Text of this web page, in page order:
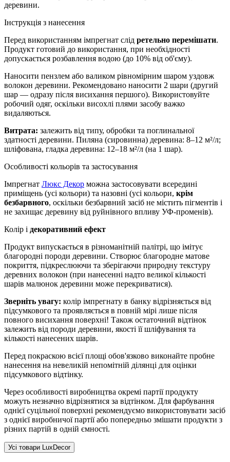
деревини.
Інструкція з нанесення
Перед використанням імпрегнат слід ретельно перемішати.
Продукт готовий до використання, при необхідності
допускається розбавлення водою (до 10% від об'єму).
Наносити пензлем або валиком рівномірним шаром уздовж
волокон деревини. Рекомендовано наносити 2 шари (другий
шар — одразу після висихання першого). Використовуйте
робочий одяг, оскільки висохлі плями засобу важко
видаляються.
Витрата: залежить від типу, обробки та поглинальної
здатності деревини. Пиляна (сировинна) деревина: 8–12 м²/л;
шліфована, гладка деревина: 12–18 м²/л (на 1 шар).
Особливості кольорів та застосування
Імпрегнат Люкс Декор можна застосовувати всередині
приміщень (усі кольори) та назовні (усі кольори, крім
безбарвного, оскільки безбарвний засіб не містить пігментів і
не захищає деревину від руйнівного впливу УФ-променів).
Колір і декоративний ефект
Продукт випускається в різноманітній палітрі, що імітує
благородні породи деревини. Створює благородне матове
покриття, підкреслюючи та зберігаючи природну текстуру
деревних волокон (при нанесенні надто великої кількості
шарів малюнок деревини може перекриватися).
Зверніть увагу: колір імпрегнату в банку відрізняється від
підсумкового та проявляється в повній мірі лише після
повного висихання поверхні! Також остаточний відтінок
залежить від породи деревини, якості її шліфування та
кількості нанесених шарів.
Перед покраскою всієї площі обов'язково виконайте пробне
нанесення на невеликій непомітній ділянці для оцінки
підсумкового відтінку.
Через особливості виробництва окремі партії продукту
можуть незначно відрізнятися за відтінком. Для фарбування
однієї суцільної поверхні рекомендуємо використовувати засіб
з однієї виробничої партії або попередньо змішати продукти з
різних партій в одній ємності.
Усі товари LuxDecor